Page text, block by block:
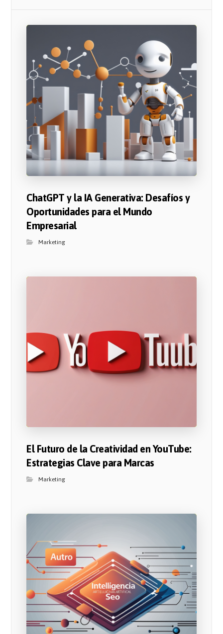
ChatGPT y la IA Generativa: Desafíos y
Oportunidades para el Mundo
Empresarial
Marketing
El Futuro de la Creatividad en YouTube:
Estrategias Clave para Marcas
Marketing